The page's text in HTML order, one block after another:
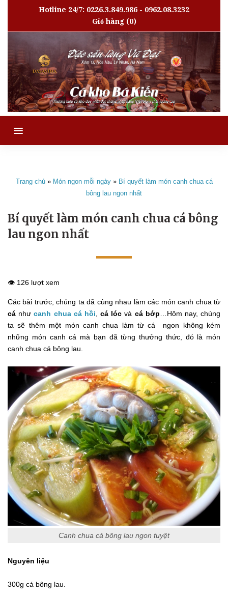
Hotline 24/7: 0226.3.849.986 - 0962.08.3232
Giỏ hàng(0)
MENU
Trang chủ» Món ngon mỗi ngày» Bí quyết làm món canh chua cá
bông lau ngon nhất
Bí quyết làm món canh chua cá bông
lau ngon nhất
👁️ 126 lượt xem
Các bài trước, chúng ta đã cùng nhau làm các món canh chua từ
cá như canh chua cá hồi ,cá lóc và cá bớp …Hôm nay, chúng
ta sẽ thêm một món canh chua làm từ cá ngon không kém
những món canh cá mà bạn đã từng thưởng thức, đó là món
canh chua cá bông lau.
Canh chua cá bông lau ngon tuyệt
Nguyên liệu
300g cá bông lau.